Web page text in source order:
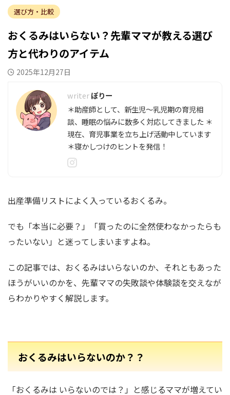
選び方・比較
おくるみはいらない？先輩ママが教える選び
方と代わりのアイテム
2025年12月27日
ぽりー
＊助産師として、新生児～乳児期の育児相
談、睡眠の悩みに数多く対応してきました ＊
現在、育児事業を立ち上げ活動中しています
＊寝かしつけのヒントを発信！
出産準備リストによく入っているおくるみ。
でも「本当に必要？」「買ったのに全然使わなかったらも
ったいない」と迷ってしまいますよね。
この記事では、おくるみはいらないのか、それともあった
ほうがいいのかを、先輩ママの失敗談や体験談を交えなが
らわかりやすく解説します。
おくるみはいらないのか？？
「おくるみは いらないのでは？」と感じるママが増えてい